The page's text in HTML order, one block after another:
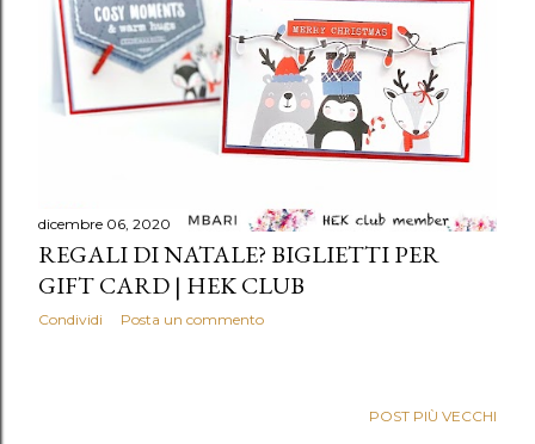
dicembre 06, 2020
REGALI DI NATALE? BIGLIETTI PER
GIFT CARD | HEK CLUB
Condividi Posta un commento
POST PIÙ VECCHI